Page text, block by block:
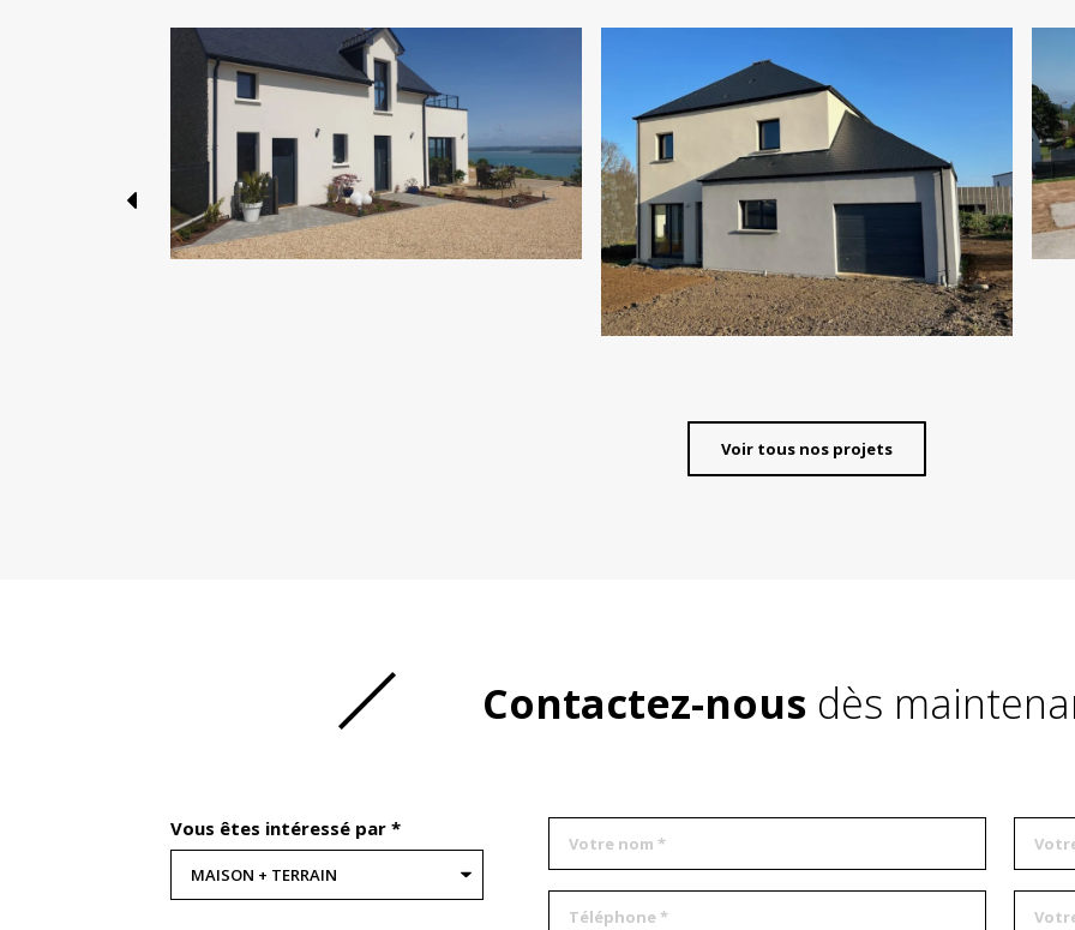
Voir tous nos projets
Contactez-nous dès
Vous êtes intéressé par *